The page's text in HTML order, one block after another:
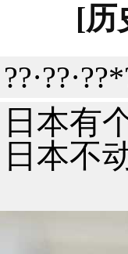
[历
日本有
日本不